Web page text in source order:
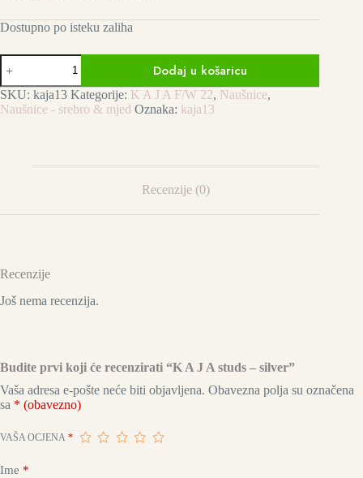
Dostupno po isteku zaliha
K
A
J
A
studs
Dodaj u košaricu
SKU: kaja13 Kategorije: K A J A F/W 22, Naušnice,
Naušnice - srebro & mjed Oznaka: kaja13
Recenzije (0)
Recenzije
Još nema recenzija.
Budite prvi koji će recenzirati “K A J A studs – silver”
Vaša adresa e-pošte neće biti objavljena. Obavezna polja su označena
sa * (obavezno)
VAŠA OCJENA *
Ime *